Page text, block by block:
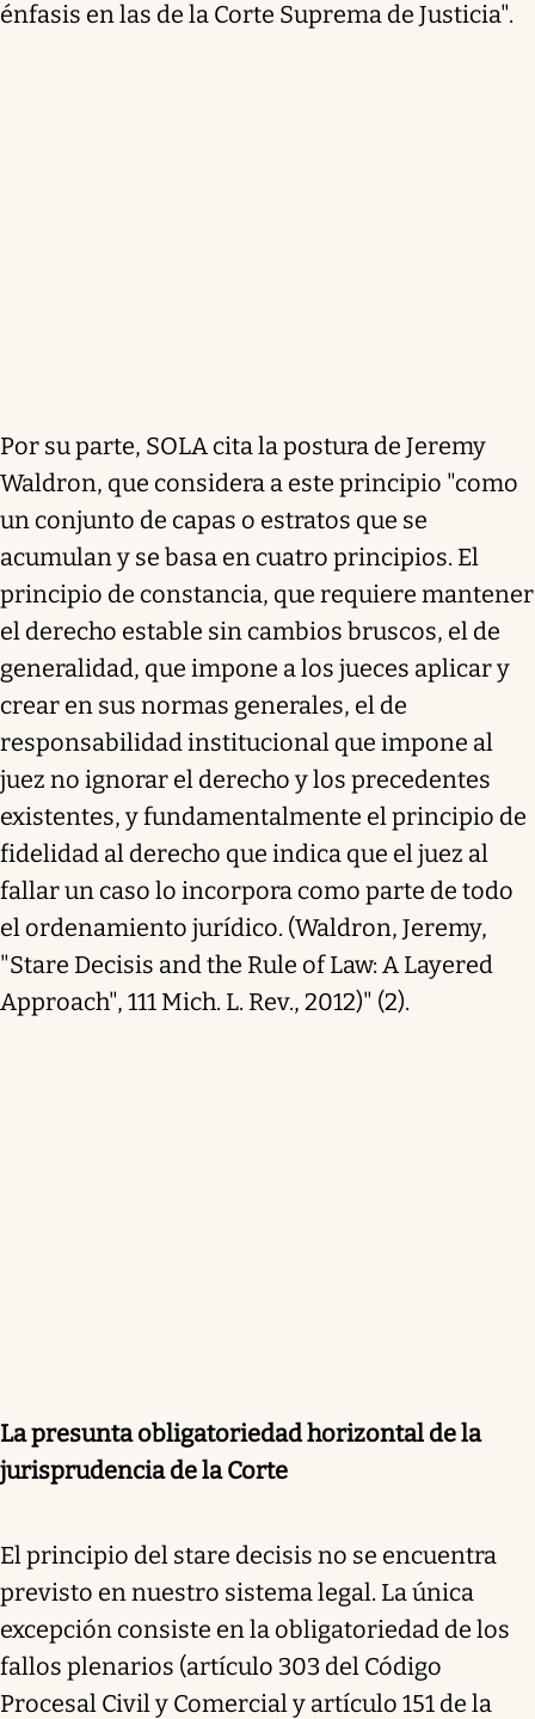
énfasis en las de la Corte Suprema de Justicia".
Por su parte, SOLA cita la postura de Jeremy
Waldron, que considera a este principio "como
un conjunto de capas o estratos que se
acumulan y se basa en cuatro principios. El
principio de constancia, que requiere mantener
el derecho estable sin cambios bruscos, el de
generalidad, que impone a los jueces aplicar y
crear en sus normas generales, el de
responsabilidad institucional que impone al
juez no ignorar el derecho y los precedentes
existentes, y fundamentalmente el principio de
fidelidad al derecho que indica que el juez al
fallar un caso lo incorpora como parte de todo
el ordenamiento jurídico. (Waldron, Jeremy,
"Stare Decisis and the Rule of Law: A Layered
Approach", 111 Mich. L. Rev., 2012)" (2).
La presunta obligatoriedad horizontal de la
jurisprudencia de la Corte
El principio del stare decisis no se encuentra
previsto en nuestro sistema legal. La única
excepción consiste en la obligatoriedad de los
fallos plenarios (artículo 303 del Código
Procesal Civil y Comercial y artículo 151 de la